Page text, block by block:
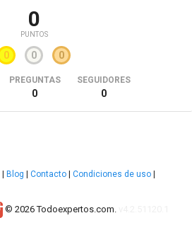
0
PUNTOS
0 0 0
PREGUNTAS
0
SEGUIDORES
0
Blog Contacto Condiciones de uso
© 2026 Todoexpertos.com.